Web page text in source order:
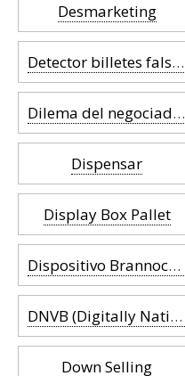
Desmarketing
Detector billetes falsos
Dilema del negociador
Dispensar
Display Box Pallet
Dispositivo Brannock™
DNVB (Digitally Native Vertical Brand)
Down Selling